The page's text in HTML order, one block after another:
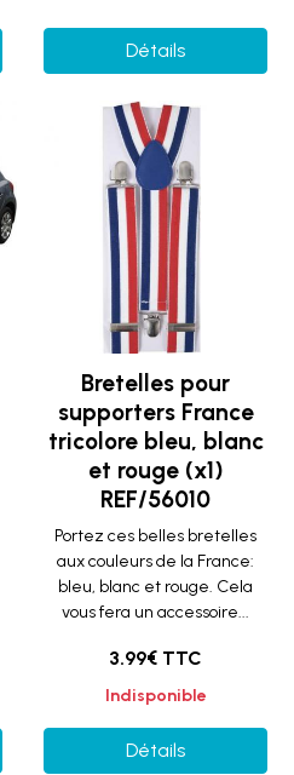
Détails
Bretelles pour
supporters France
tricolore bleu, blanc
et rouge (x1)
REF/56010
Portez ces belles bretelles
aux couleurs de la France:
bleu, blanc et rouge. Cela
vous fera un accessoire...
3.99€ TTC
Indisponible
Détails